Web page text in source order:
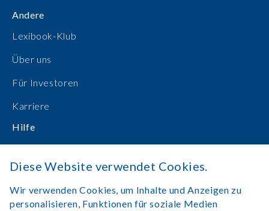
Andere
Lexibook-Klub
Über uns
Für Investoren
Karriere
Hilfe
Bedienungsanleitungen
Online einkaufen
Kontakt
Diese Website verwendet Cookies.
Wir verwenden Cookies, um Inhalte und Anzeigen zu
personalisieren, Funktionen für soziale Medien